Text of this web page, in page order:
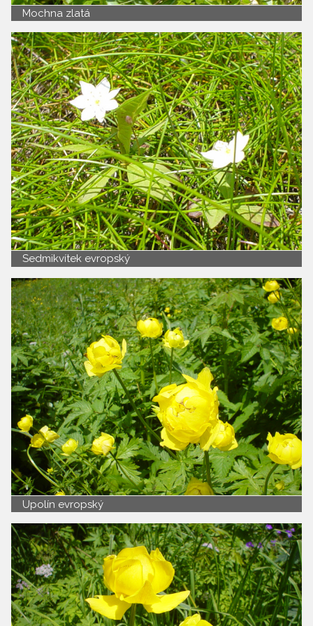
Mochna zlatá
Sedmikvítek evropský
Upolín evropský